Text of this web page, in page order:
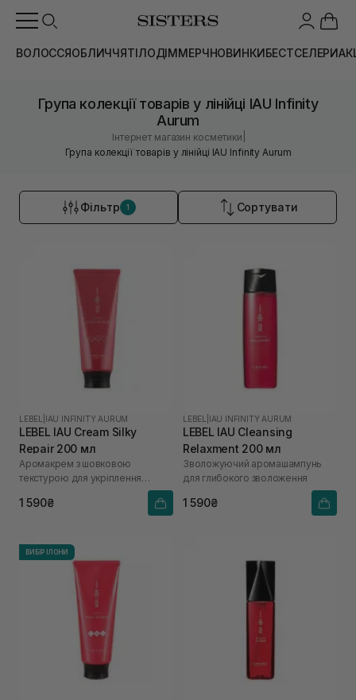
ВОЛОССЯОБЛИЧЧЯТІЛОДІММЕРЧНОВИНКИБЕСТСЕЛЕРИ
Група колекції товарів у лінійці IAU Infinity
Aurum
Інтернет магазин косметики
Група колекції товарів у лінійці IAU Infinity Aurum
Фільтр 1 Сортувати
LEBEL IAU INFINITY AURUM
LEBEL IAU Cream Silky
Repair 200 мл
Аромакрем з шовковою
текстурою для укріплення
1 590₴
LEBEL IAU INFINITY AURUM
LEBEL IAU Cleansing
Relaxment 200 мл
Зволожуючий аромашампунь
для глибокого зволоження
1 590₴
ВИБІР ІЛОНИ